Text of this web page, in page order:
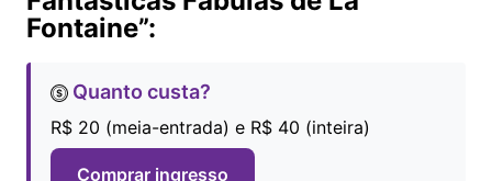
Fontaine”:
Quanto custa?
R$ 20 (meia-entrada) e R$ 40 (inteira)
Comprar ingresso